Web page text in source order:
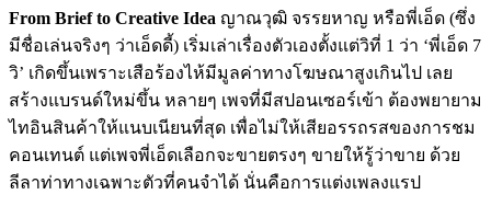
From Brief to Creative Idea ญาณวุฒิ จรรยหาญ หรือพี่เอ็ด (ซึ่ง
มีชื่อเล่นจริงๆ ว่าเอ็ดดี้) เริ่มเล่าเรื่องตัวเองตั้งแต่วิที่ 1 ว่า ‘พี่เอ็ด 7
วิ’ เกิดขึ้นเพราะเสือร้องไห้มีมูลค่าทางโฆษณาสูงเกินไป เลย
สร้างแบรนด์ใหม่ขึ้น หลายๆ เพจที่มีสปอนเซอร์เข้า ต้องพยายาม
ไทอินสินค้าให้แนบเนียนที่สุด เพื่อไม่ให้เสียอรรถรสของการชม
คอนเทนต์ แต่เพจพี่เอ็ดเลือกจะขายตรงๆ ขายให้รู้ว่าขาย ด้วย
ลีลาท่าทางเฉพาะตัวที่คนจำได้ นั่นคือการแต่งเพลงแรป